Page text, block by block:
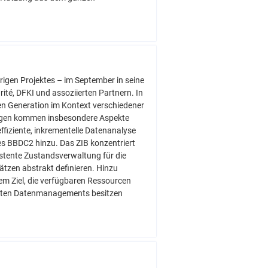
Projektes – im September in seine
DFKI und assoziierten Partnern. In
Generation im Kontext verschiedener
kommen insbesondere Aspekte
inkrementelle Datenanalyse
BBDC2 hinzu. Das ZIB konzentriert
Zustandsverwaltung für die
abstrakt definieren. Hinzu
Ziel, die verfügbaren Ressourcen
Datenmanagements besitzen